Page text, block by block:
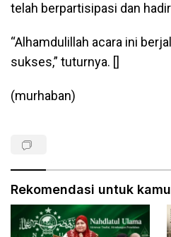
telah berpartisipasi dan
“Alhamdulillah acara ini
sukses,” tuturnya. []
(murhaban)
Rekomendasi untuk kamu